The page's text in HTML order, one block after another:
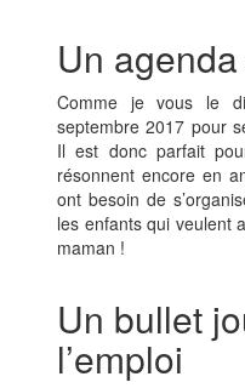
Un
Comme je vous le
septembre 2017 pour
Il est donc parfait
résonnent encore en
ont besoin de
les enfants qui veulent
maman !
Un bullet
l’emploi